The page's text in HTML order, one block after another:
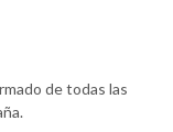
de todas las